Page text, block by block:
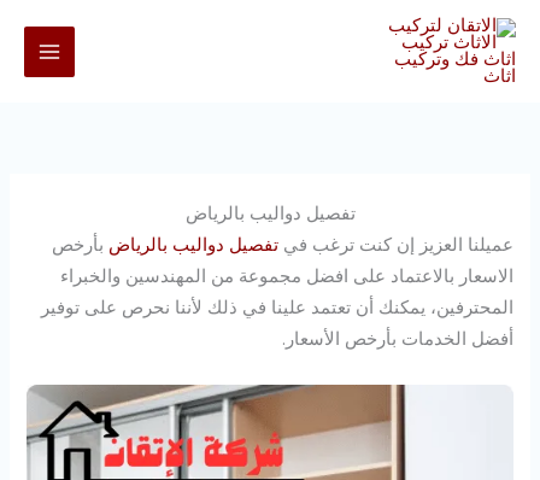
تخطي
إلى
المحتوى
تفصيل دواليب بالرياض
عميلنا العزيز إن كنت ترغب فيتفصيل دواليب بالرياض بأرخص
الاسعار بالاعتماد على افضل مجموعة من المهندسين والخبراء
المحترفين، يمكنك أن تعتمد علينا في ذلك لأننا نحرص على توفير
أفضل الخدمات بأرخص الأسعار.